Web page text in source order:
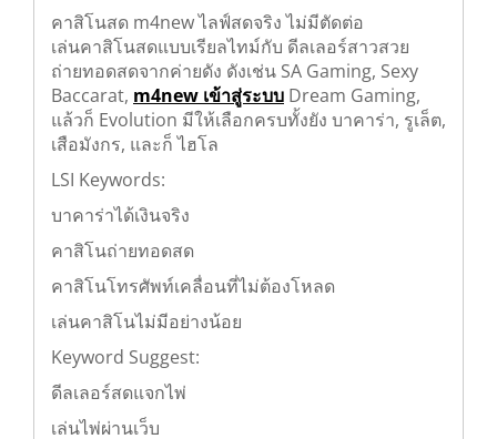
ซื้อฟรีสปินได้
คาสิโนสด m4new ไลฟ์สดจริง ไม่มีตัดต่อ
เล่นคาสิโนสดแบบเรียลไทม์กับ ดีลเลอร์สาวสวย
ถ่ายทอดสดจากค่ายดัง ดังเช่น SA Gaming, Sexy
Baccarat,m4new เข้าสู่ระบบDream Gaming,
แล้วก็ Evolution มีให้เลือกครบทั้งยัง บาคาร่า, รูเล็ต,
เสือมังกร, และก็ ไฮโล
LSI Keywords:
บาคาร่าได้เงินจริง
คาสิโนถ่ายทอดสด
คาสิโนโทรศัพท์เคลื่อนที่ไม่ต้องโหลด
เล่นคาสิโนไม่มีอย่างน้อย
Keyword Suggest:
ดีลเลอร์สดแจกไพ่